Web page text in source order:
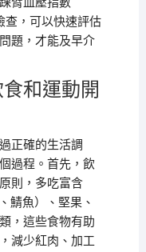
查，可以快速評估
題，才能及早介
和運動開
正確的生活調
過程。首先，飲
則，多吃富含
鯖魚）、堅果、
，這些食物有助
減少紅肉、加工